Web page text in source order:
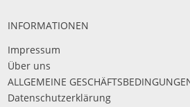
INFORMATIONEN
Impressum
Über uns
ALLGEMEINE
Datenschutzerklärung